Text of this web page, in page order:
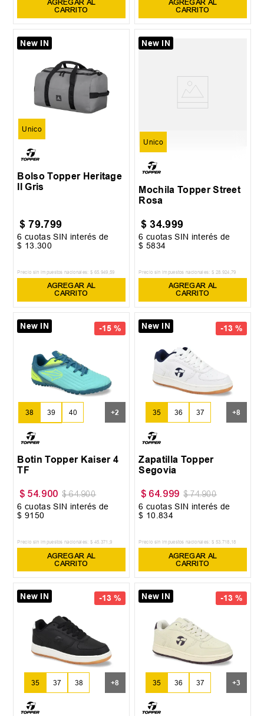
AGREGAR AL
CARRITO
AGREGAR AL
CARRITO
New IN
Unico
Bolso Topper Heritage
II Gris
$ 79.799
6 cuotas SIN interés de
$ 13 .300
Precio sin impuestos nacionales: $ 65 949 59
AGREGAR AL
CARRITO
New IN
Unico
Mochila Topper Street
Rosa
$ 34.999
6 cuotas SIN interés de
$ 5834
Precio sin impuestos nacionales: $ 28 924 79
AGREGAR AL
CARRITO
-15 %
New IN
38 39 40
41
+2
Botin Topper Kaiser 4
TF
$ 54.900 $ 64.900
6 cuotas SIN interés de
$ 9150
Precio sin impuestos nacionales: $ 45.371 ,9
AGREGAR AL
CARRITO
-13 %
New IN
35 36 37 +8
Zapatilla Topper
Segovia
$ 64.999 $ 74.900
6 cuotas SIN interés de
$ 10 .834
Precio sin impuestos nacionales: $ 53.718 ,18
AGREGAR AL
CARRITO
-13 %
New IN
35 37 38 +8
-13 %
New IN
35 36 37 +3